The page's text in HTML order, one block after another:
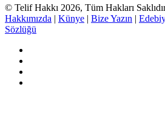
© Telif Hakkı 2026, Tüm Hakları
Hakkımızda | Künye | Bize Yazın |
Sözlüğü